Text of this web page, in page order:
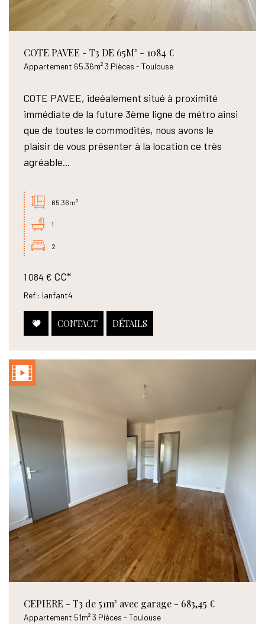
COTE PAVEE - T3 DE 65M² - 1084 €
Appartement 65.36m² 3 Pièces - Toulouse
COTE PAVEE, ideéalement situé à proximité
immédiate de la future 3ème ligne de métro ainsi
que de toutes le commodités, nous avons le
plaisir de vous présenter à la location ce très
agréable...
65.36m²
1
2
1 084 € CC*
Ref : lanfant4
CONTACT DÉTAILS
CEPIERE - T3 de 51m² avec garage - 683,45 €
Appartement 51m² 3 Pièces - Toulouse